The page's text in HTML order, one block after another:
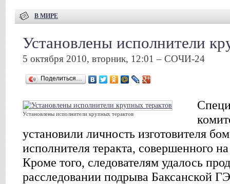
В МИРЕ
Установлены исполнители
5 октября 2010, вторник, 12:01 – СОЧИ-24
Поделиться…
Установлены исполнители крупных терактов
установили личность изготовителя
исполнителя теракта, совершенного
Кроме того, следователям удалось
расследовании подрыва Баксанской